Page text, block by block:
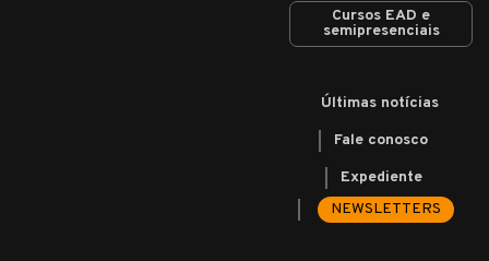
Cursos EAD e
semipresenciais
Últimas notícias
Fale conosco
Expediente
NEWSLETTERS